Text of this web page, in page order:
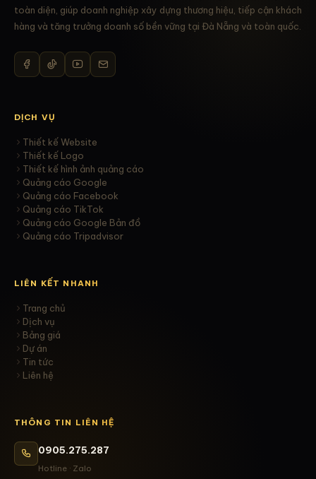
toàn diện, giúp doanh nghiệp xây dựng thương hiệu, tiếp cận khách
hàng và tăng trưởng doanh số bền vững tại Đà Nẵng và toàn quốc.
DỊCH VỤ
Thiết kế Website
Thiết kế Logo
Thiết kế hình ảnh quảng cáo
Quảng cáo Google
Quảng cáo Facebook
Quảng cáo TikTok
Quảng cáo Google Bản đồ
Quảng cáo Tripadvisor
LIÊN KẾT NHANH
Trang chủ
Dịch vụ
Bảng giá
Dự án
Tin tức
Liên hệ
THÔNG TIN LIÊN HỆ
0905.275.287
Hotline · Zalo